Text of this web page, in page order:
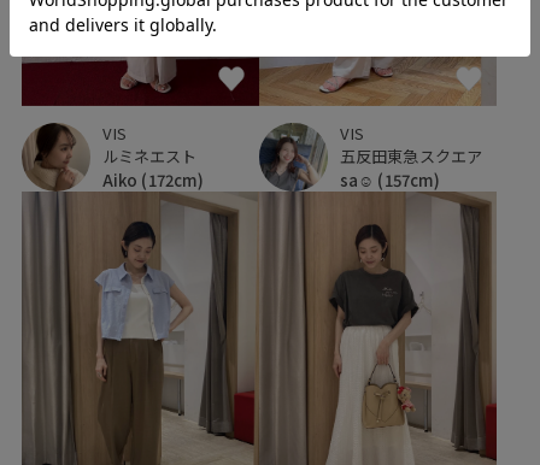
VIS
ルミネエスト
Aiko (172cm)
VIS
五反田東急スクエア
sa☺︎ (157cm)